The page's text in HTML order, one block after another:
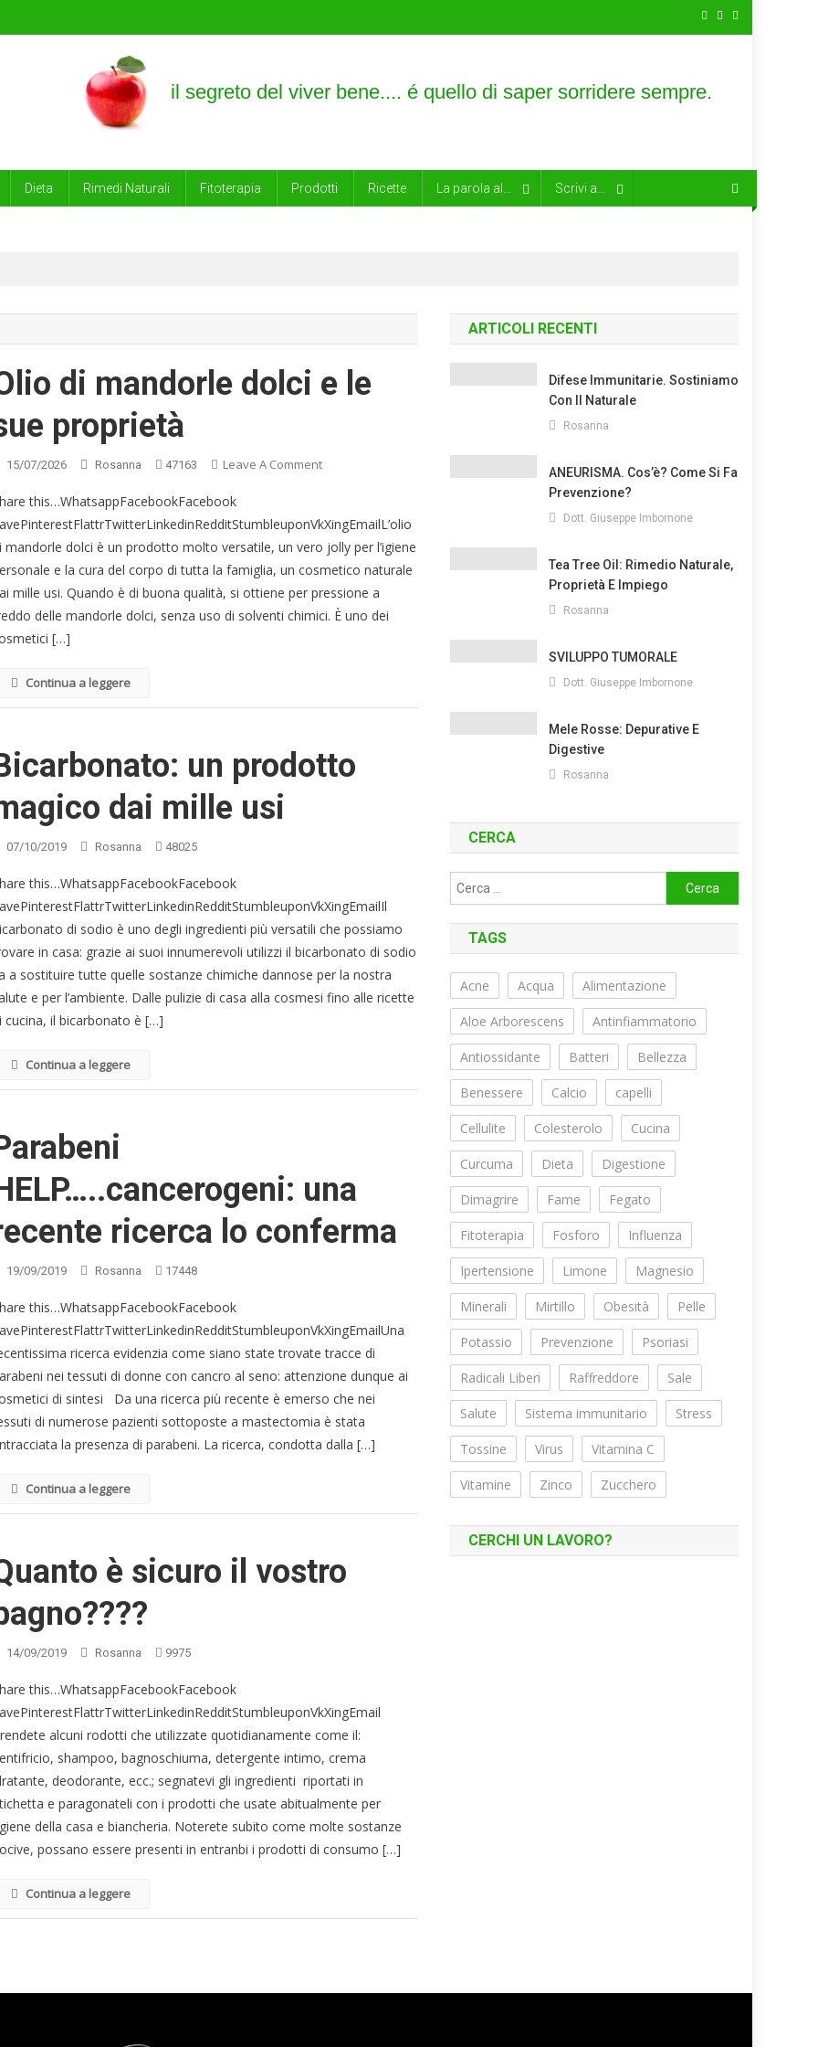
Dieta Rimedi Naturali Fitoterapia Prodotti Ricette La parola al… Scrivi a…
di mandorle dolci e le
proprietà
15/07/2026 Rosanna 47163 Leave A CommentOn
Mandorle
Dolci
E
Le
Sue
this…WhatsappFacebookFacebook
mandorle dolci è un prodotto molto versatile, un vero jolly per l’igiene
e la cura del corpo di tutta la famiglia, un cosmetico naturale
mille usi. Quando è di buona qualità, si ottiene per pressione a
delle mandorle dolci, senza uso di solventi chimici. È uno dei
[…]
Continua a leggere
un prodotto
dai mille usi
07/10/2019 Rosanna 48025
this…WhatsappFacebookFacebook
di sodio è uno degli ingredienti più versatili che possiamo
in casa: grazie ai suoi innumerevoli utilizzi il bicarbonato di sodio
a sostituire tutte quelle sostanze chimiche dannose per la nostra
e per l’ambiente. Dalle pulizie di casa alla cosmesi fino alle ricette
cucina, il bicarbonato è […]
Continua a leggere
una
ricerca lo conferma
19/09/2019 Rosanna 17448
this…WhatsappFacebookFacebook
ricerca evidenzia come siano state trovate tracce di
nei tessuti di donne con cancro al seno: attenzione dunque ai
di sintesi Da una ricerca più recente è emerso che nei
di numerose pazienti sottoposte a mastectomia è stata
la presenza di parabeni. La ricerca, condotta dalla […]
Continua a leggere
è sicuro il vostro
14/09/2019 Rosanna 9975
this…WhatsappFacebookFacebook
alcuni rodotti che utilizzate quotidianamente come il:
shampoo, bagnoschiuma, detergente intimo, crema
deodorante, ecc.; segnatevi gli ingredienti riportati in
e paragonateli con i prodotti che usate abitualmente per
della casa e biancheria. Noterete subito come molte sostanze
possano essere presenti in entranbi i prodotti di consumo […]
Continua a leggere
ARTICOLI RECENTI
Difese Immunitarie. Sostiniamo
Con Il Naturale
Rosanna
ANEURISMA. Cos’è? Come Si Fa
Prevenzione?
Dott. Giuseppe Imbornone
Tea Tree Oil: Rimedio Naturale,
Proprietà E Impiego
Rosanna
SVILUPPO TUMORALE
Dott. Giuseppe Imbornone
Mele Rosse: Depurative E
Digestive
Rosanna
CERCA
Ricerca
per:
TAGS
Acne Acqua Alimentazione
Aloe Arborescens Antinfiammatorio
Antiossidante Batteri Bellezza
Benessere Calcio capelli
Cellulite Colesterolo Cucina
Curcuma Dieta Digestione
Dimagrire Fame Fegato
Fitoterapia Fosforo Influenza
Ipertensione Limone Magnesio
Minerali Mirtillo Obesità Pelle
Potassio Prevenzione Psoriasi
Radicali Liberi Raffreddore Sale
Salute Sistema immunitario Stress
Tossine Virus Vitamina C
Vitamine Zinco Zucchero
CERCHI UN LAVORO?